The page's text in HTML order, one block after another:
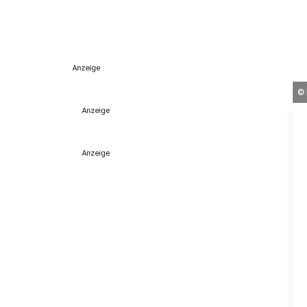
Anzeige
Anzeige
Anzeige
©